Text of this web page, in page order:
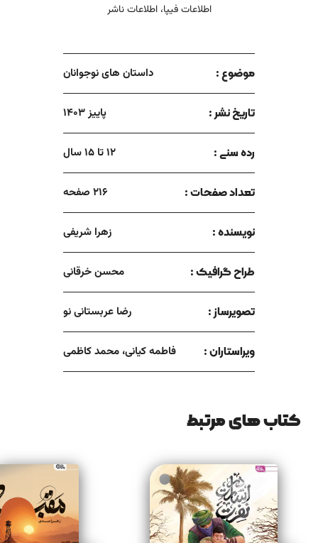
اطلاعات فیپا، اطلاعات ناشر
موضوع : داستان های نوجوانان
تاریخ نشر : پاییز 1403
رده سنی : 12 تا 15 سال
تعداد صفحات : 216 صفحه
نویسنده : زهرا شریفی
طراح گرافیک : محسن خرقانی
تصویرساز : رضا عربستانی نو
ویراستاران : فاطمه کیانی، محمد کاظمی
کتاب های مرتبط